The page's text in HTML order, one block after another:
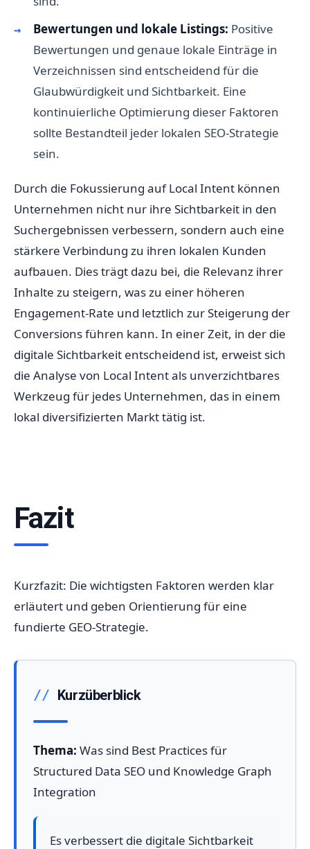
Bewertungen und lokale Listings: Positive
Bewertungen und genaue lokale Einträge in
Verzeichnissen sind entscheidend für die
Glaubwürdigkeit und Sichtbarkeit. Eine
kontinuierliche Optimierung dieser Faktoren
sollte Bestandteil jeder lokalen SEO-Strategie
sein.
Durch die Fokussierung auf Local Intent können
Unternehmen nicht nur ihre Sichtbarkeit in den
Suchergebnissen verbessern, sondern auch eine
stärkere Verbindung zu ihren lokalen Kunden
aufbauen. Dies trägt dazu bei, die Relevanz ihrer
Inhalte zu steigern, was zu einer höheren
Engagement-Rate und letztlich zur Steigerung der
Conversions führen kann. In einer Zeit, in der die
digitale Sichtbarkeit entscheidend ist, erweist sich
die Analyse von Local Intent als unverzichtbares
Werkzeug für jedes Unternehmen, das in einem
lokal diversifizierten Markt tätig ist.
Fazit
Kurzfazit: Die wichtigsten Faktoren werden klar
erläutert und geben Orientierung für eine
fundierte GEO-Strategie.
Kurzüberblick
Thema: Was sind Best Practices für
Structured Data SEO und Knowledge Graph
Integration
Es verbessert die digitale Sichtbarkeit